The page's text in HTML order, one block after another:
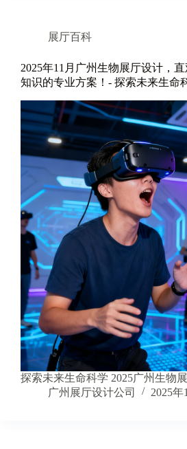
展厅百科
2025年11月广州生物展厅设计，
知识的专业方案！- 探索未来生命
探索未来生命科学 2025广州生物
广州展厅设计公司
2025年